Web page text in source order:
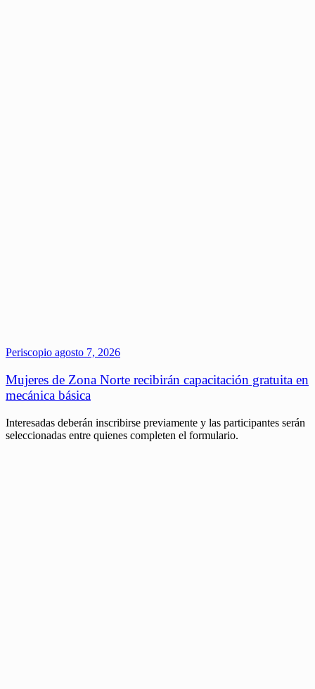
Periscopio agosto 7, 2026
Mujeres de Zona Norte recibirán capacitación gratuita en
mecánica básica
Interesadas deberán inscribirse previamente y las participantes serán
seleccionadas entre quienes completen el formulario.